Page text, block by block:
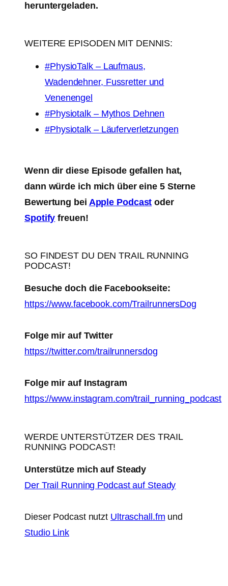
heruntergeladen.
WEITERE EPISODEN MIT DENNIS:
#PhysioTalk – Laufmaus,
Wadendehner, Fussretter und
Venenengel
#Physiotalk – Mythos Dehnen
#Physiotalk – Läuferverletzungen
Wenn dir diese Episode gefallen hat,
dann würde ich mich über eine 5 Sterne
Bewertung bei Apple Podcast oder
Spotify freuen!
SO FINDEST DU DEN TRAIL RUNNING
PODCAST!
Besuche doch die Facebookseite:
https://www.facebook.com/TrailrunnersDog
Folge mir auf Twitter
https://twitter.com/trailrunnersdog
Folge mir auf Instagram
https://www.instagram.com/trail_running_podcast
WERDE UNTERSTÜTZER DES TRAIL
RUNNING PODCAST!
Unterstütze mich auf Steady
Der Trail Running Podcast auf Steady
Dieser Podcast nutzt Ultraschall.fm und
Studio Link